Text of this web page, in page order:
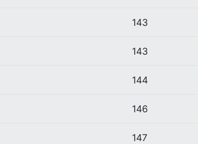
143
143
144
146
147